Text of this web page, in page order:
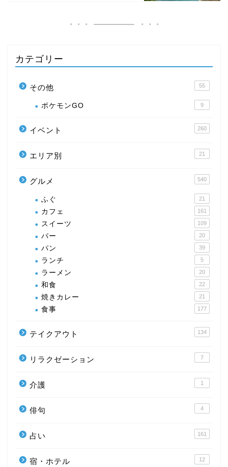
カテゴリー
その他 55
ポケモンGO 9
イベント 260
エリア別 21
グルメ 540
ふぐ 21
カフェ 161
スイーツ 109
バー 20
パン 39
ランチ 5
ラーメン 20
和食 22
焼きカレー 21
食事 177
テイクアウト 134
リラクゼーション 7
介護 1
俳句 4
占い 161
宿・ホテル 12